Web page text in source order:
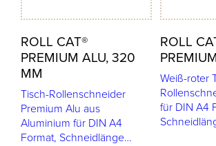
ROLL CAT®
PREMIUM ALU, 320
MM
Tisch-Rollenschneider
Premium Alu aus
Aluminium für DIN A4
Format, Schneidlänge…
ROLL
Weiß-roter
für DIN A4